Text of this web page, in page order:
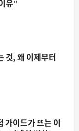
것, 왜 이제부터
이드가 뜨는 이
시대의 변화